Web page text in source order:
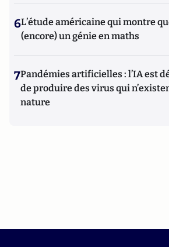
6L’étude américaine qui montre
(encore) un génie en maths
7Pandémies artificielles : l’IA est
de produire des virus qui
nature